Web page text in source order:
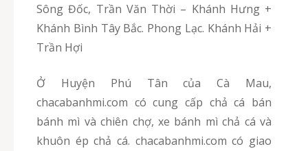
Sông Đốc, Trần Văn Thời – Khánh Hưng +
Khánh Bình Tây Bắc. Phong Lạc. Khánh Hải +
Trần Hợi
Ở Huyện Phú Tân của Cà Mau,
chacabanhmi.com có cung cấp chả cá bán
bánh mì và chiên chợ, xe bánh mì chả cá và
khuôn ép chả cá. chacabanhmi.com có giao